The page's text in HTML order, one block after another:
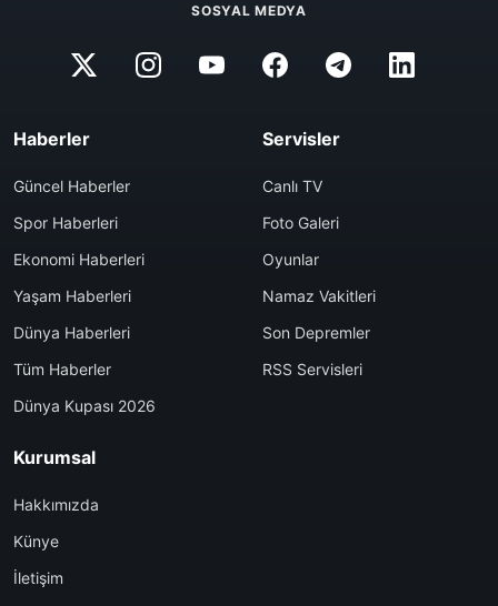
SOSYAL MEDYA
Haberler
Güncel Haberler
Spor Haberleri
Ekonomi Haberleri
Yaşam Haberleri
Dünya Haberleri
Tüm Haberler
Dünya Kupası 2026
Servisler
Canlı TV
Foto Galeri
Oyunlar
Namaz Vakitleri
Son Depremler
RSS Servisleri
Kurumsal
Hakkımızda
Künye
İletişim